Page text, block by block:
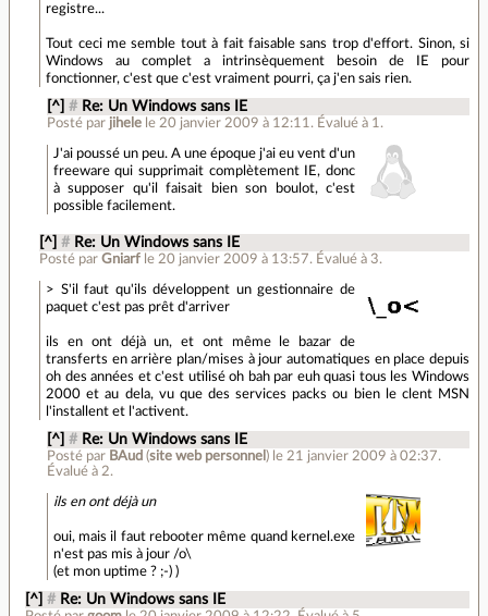
registre...
Tout ceci me semble tout à fait faisable sans trop d'effort. Sinon, si
Windows au complet a intrinsèquement besoin de IE pour
fonctionner, c'est que c'est vraiment pourri, ça j'en sais rien.
[^] # Re: Un Windows sans IE
Posté par jihele le 20 janvier 2009 à 12:11 . Évalué à 1 .
J'ai poussé un peu. A une époque j'ai eu vent d'un
freeware qui supprimait complètement IE, donc
à supposer qu'il faisait bien son boulot, c'est
possible facilement.
[^] # Re: Un Windows sans IE
Posté parGniarf le 20 janvier 2009 à 13:57. Évalué à 3.
> S'il faut qu'ils développent un gestionnaire de
paquet c'est pas prêt d'arriver
ils en ont déjà un, et ont même le bazar de
transferts en arrière plan/mises à jour automatiques en place depuis
oh des années et c'est utilisé oh bah par euh quasi tous les Windows
2000 et au dela, vu que des services packs ou bien le clent MSN
l'installent et l'activent.
[^] # Re: Un Windows sans IE
Posté par BAud (site web personnel ) le 21 janvier 2009 à 02:37.
Évalué à 2.
ils en ont déjà un
oui, mais il faut rebooter même quand kernel.exe
n'est pas mis à jour /o\
(et mon uptime ? ;-) )
[^] # Re: Un Windows sans IE